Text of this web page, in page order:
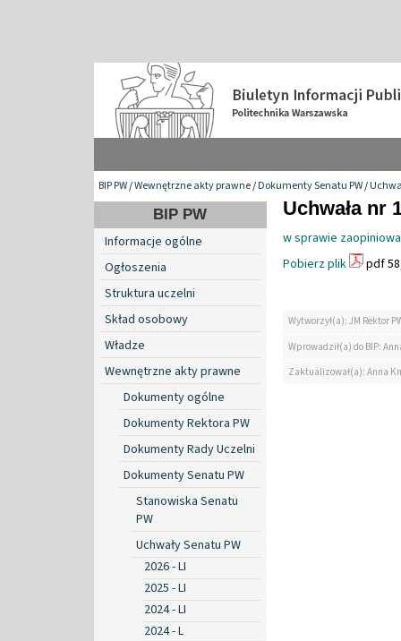
BIP PW/Wewnętrzne akty prawne/Dokumenty Senatu PW/
BIP PW
Informacje ogólne
Ogłoszenia
Struktura uczelni
Skład osobowy
Władze
Wewnętrzne akty prawne
Dokumenty ogólne
Dokumenty Rektora PW
Dokumenty Rady Uczelni
Dokumenty Senatu PW
Stanowiska Senatu
PW
Uchwały Senatu PW
2026 - LI
2025 - LI
2024 - LI
2024 - L
Uchwała nr
w sprawie
Pobierz plik
pdf
Wytworzył(a): JM Rektor
Wprowadził(a) do BIP:
Zaktualizował(a): Anna